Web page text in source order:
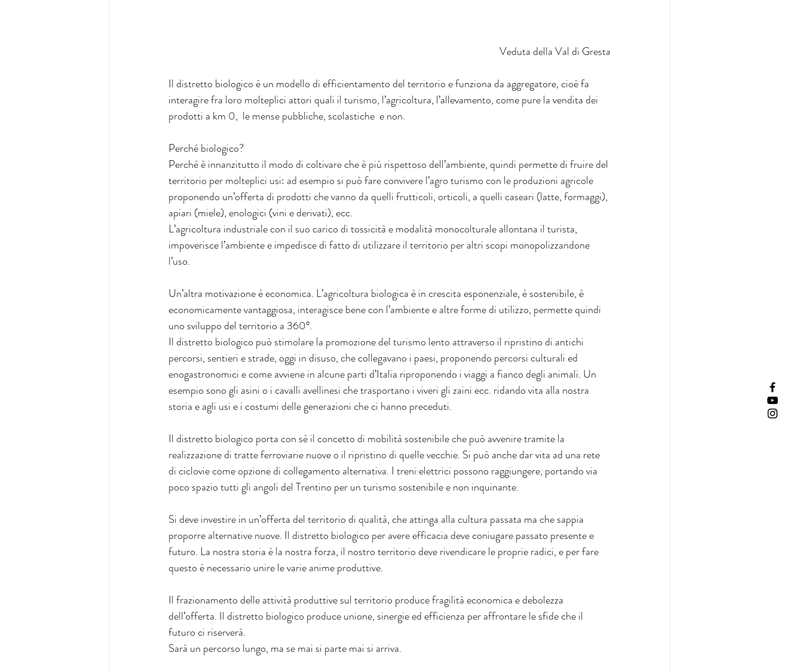
Veduta della Val di Gresta
Il distretto biologico è un modello di efficientamento del territorio e funziona da aggregatore, cioè fa
interagire fra loro molteplici attori quali il turismo, l’agricoltura, l’allevamento, come pure la vendita dei
prodotti a km 0,  le mense pubbliche, scolastiche  e non.
Perché biologico?
Perché è innanzitutto il modo di coltivare che è più rispettoso dell’ambiente, quindi permette di fruire del
territorio per molteplici usi: ad esempio si può fare convivere l’agro turismo con le produzioni agricole
proponendo un’offerta di prodotti che vanno da quelli frutticoli, orticoli, a quelli caseari (latte, formaggi),
apiari (miele), enologici (vini e derivati), ecc.
L’agricoltura industriale con il suo carico di tossicità e modalità monocolturale allontana il turista,
impoverisce l’ambiente e impedisce di fatto di utilizzare il territorio per altri scopi monopolizzandone
l’uso.
Un’altra motivazione è economica. L’agricoltura biologica è in crescita esponenziale, è sostenibile, è
economicamente vantaggiosa, interagisce bene con l’ambiente e altre forme di utilizzo, permette quindi
uno sviluppo del territorio a 360°.
Il distretto biologico può stimolare la promozione del turismo lento attraverso il ripristino di antichi
percorsi, sentieri e strade, oggi in disuso, che collegavano i paesi, proponendo percorsi culturali ed
enogastronomici e come avviene in alcune parti d’Italia riproponendo i viaggi a fianco degli animali. Un
esempio sono gli asini o i cavalli avellinesi che trasportano i viveri gli zaini ecc. ridando vita alla nostra
storia e agli usi e i costumi delle generazioni che ci hanno preceduti.
Il distretto biologico porta con sé il concetto di mobilità sostenibile che può avvenire tramite la
realizzazione di tratte ferroviarie nuove o il ripristino di quelle vecchie. Si può anche dar vita ad una rete
di ciclovie come opzione di collegamento alternativa. I treni elettrici possono raggiungere, portando via
poco spazio tutti gli angoli del Trentino per un turismo sostenibile e non inquinante.
Si deve investire in un’offerta del territorio di qualità, che attinga alla cultura passata ma che sappia
proporre alternative nuove. Il distretto biologico per avere efficacia deve coniugare passato presente e
futuro. La nostra storia è la nostra forza, il nostro territorio deve rivendicare le proprie radici, e per fare
questo è necessario unire le varie anime produttive.
Il frazionamento delle attività produttive sul territorio produce fragilità economica e debolezza
dell’offerta. Il distretto biologico produce unione, sinergie ed efficienza per affrontare le sfide che il
futuro ci riserverà.
Sarà un percorso lungo, ma se mai si parte mai si arriva.